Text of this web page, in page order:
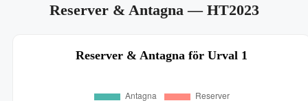
Reserver & Antagna— HT2023
Reserver & Antagna för Urval 1